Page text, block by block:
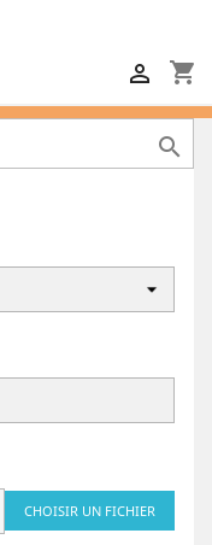
shopping_cart


CHOISIR UN FICHIER